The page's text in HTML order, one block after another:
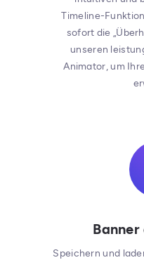
Timeline-
sofort die
unseren
Animator, um
Speichern und